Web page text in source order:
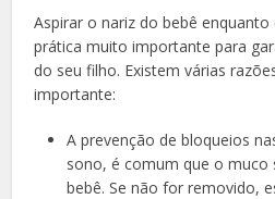
Aspirar o nariz do bebê
prática muito importante para
do seu filho. Existem várias
importante:
A prevenção de bloqueios
sono, é comum que o muco
bebê. Se não for removido,